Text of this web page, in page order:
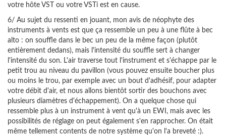
votre hôte VST ou votre VSTi est en cause.
6/ Au sujet du ressenti en jouant, mon avis de néophyte des
instruments à vents est que ça ressemble un peu à une flûte à bec
alto : on souffle dans le bec un peu de la même façon (plutôt
entièrement dedans), mais l'intensité du souffle sert à changer
l'intensité du son. L'air traverse tout l'instrument et s'échappe par le
petit trou au niveau du pavillon (vous pouvez ensuite boucher plus
ou moins le trou, par exemple avec un bout d'adhésif, pour adapter
votre débit d'air, et nous allons bientôt sortir des bouchons avec
plusieurs diamètres d'échappement). On a quelque chose qui
ressemble plus à un instrument à vent qu'à un EWI, mais avec les
possibilités de réglage on peut également s'en rapprocher. On était
même tellement contents de notre système qu'on l'a breveté :).